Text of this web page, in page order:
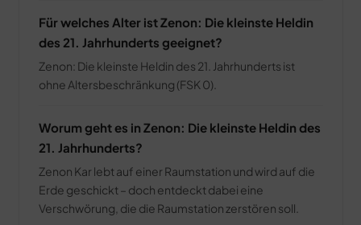
Adults: Marathon Day Zur Filmseite ➔
Für welches Alter ist Zenon: Die kleinste Heldin
des 21. Jahrhunderts geeignet?
Zenon: Die kleinste Heldin des 21. Jahrhunderts ist
ohne Altersbeschränkung (FSK 0).
Worum geht es in Zenon: Die kleinste Heldin des
21. Jahrhunderts?
Zenon Kar lebt auf einer Raumstation und wird auf die
Erde geschickt – doch entdeckt dabei eine
Verschwörung, die die Raumstation zerstören soll.